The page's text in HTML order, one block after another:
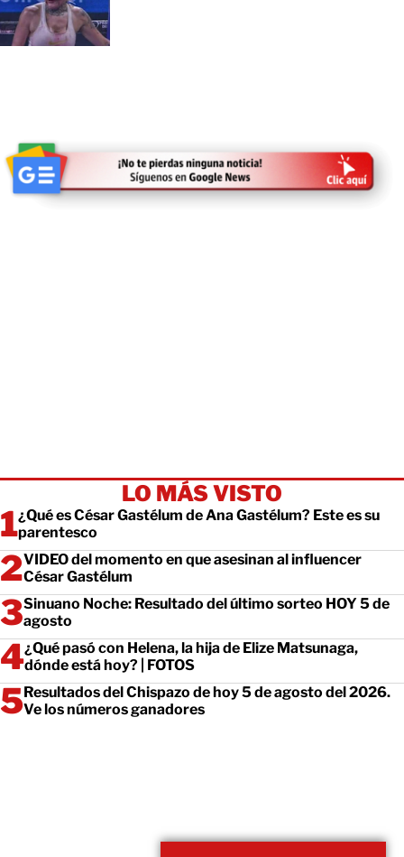
LO MÁS VISTO
¿Qué es César Gastélum de Ana Gastélum? Este es su
parentesco
VIDEO del momento en que asesinan al influencer
César Gastélum
Sinuano Noche: Resultado del último sorteo HOY 5 de
agosto
¿Qué pasó con Helena, la hija de Elize Matsunaga,
dónde está hoy? | FOTOS
Resultados del Chispazo de hoy 5 de agosto del 2026.
Ve los números ganadores